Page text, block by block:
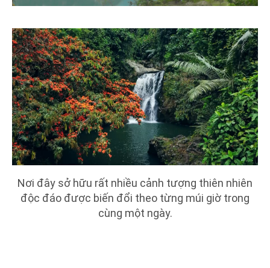
Nơi đây sở hữu rất nhiều cảnh tượng thiên nhiên
độc đáo được biến đổi theo từng múi giờ trong
cùng một ngày.